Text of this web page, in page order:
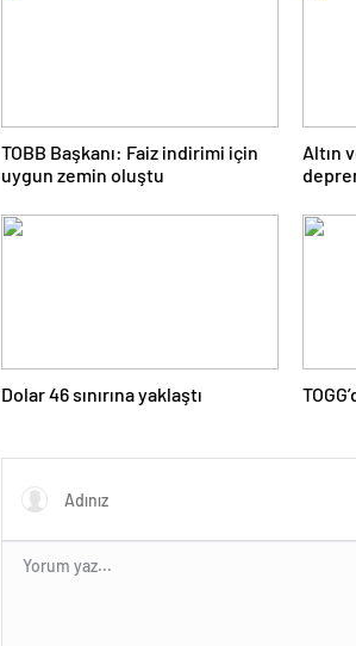
TOBB Başkanı: Faiz indirimi için
uygun zemin oluştu
Altın
Dolar 46 sınırına yaklaştı